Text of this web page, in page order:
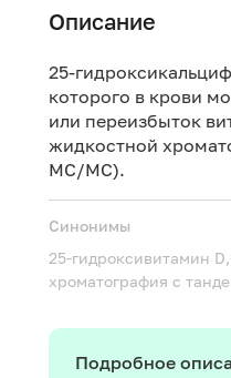
Описание
25-
которого в крови
или переизбыток
жидкостной
МС/МС).
Синонимы
25-гидроксивитамин
хроматография с
Подробное